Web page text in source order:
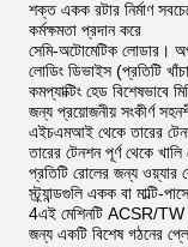
শক্ত একক রটার নির্মাণ
কর্মক্ষমতা প্রদান করে
সেমি-অটোমেটিক লোডার।
লোডিং ডিভাইস (প্রতিটি
কমপ্যাক্টিং হেড বিশেষভাবে
জন্য প্রয়োজনীয় সংকীর্ণ
এইচএমআই থেকে তারের
তারের টেনশন পূর্ণ থেকে
প্রতিটি রোলের জন্য ওয়্যার
স্ট্র্যান্ডগুলি একক বা মাল্টি-
4এই মেশিনটি ACSR/TW
জন্য একটি বিশেষ গঠনের